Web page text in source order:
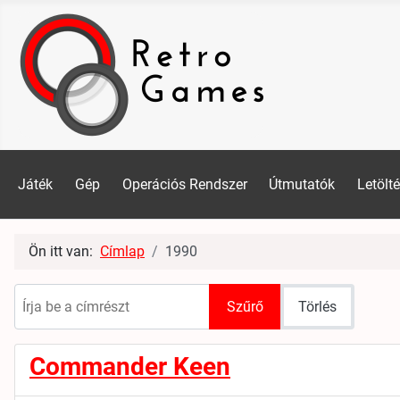
Játék Gép Operációs Rendszer Útmutatók
Ön itt van: Címlap 1990
Szűrő Törlés
Commander Keen